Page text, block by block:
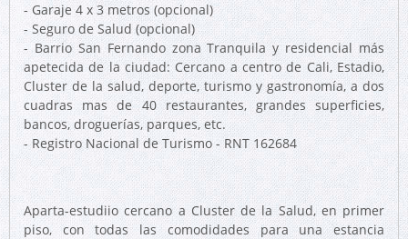
- Garaje 4 x 3 metros (opcional)
- Seguro de Salud (opcional)
- Barrio San Fernando zona Tranquila y residencial más
apetecida de la ciudad: Cercano a centro de Cali, Estadio,
Cluster de la salud, deporte, turismo y gastronomía, a dos
cuadras mas de 40 restaurantes, grandes superficies,
bancos, droguerías, parques, etc.
- Registro Nacional de Turismo - RNT 162684
Aparta-estudiio cercano a Cluster de la Salud, en primer
piso, con todas las comodidades para una estancia